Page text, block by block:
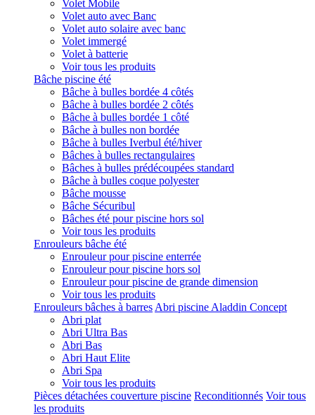
Volet Mobile
Volet auto avec Banc
Volet auto solaire avec banc
Volet immergé
Volet à batterie
Voir tous les produits
Bâche piscine été
Bâche à bulles bordée 4 côtés
Bâche à bulles bordée 2 côtés
Bâche à bulles bordée 1 côté
Bâche à bulles non bordée
Bâche à bulles Iverbul été/hiver
Bâches à bulles rectangulaires
Bâches à bulles prédécoupées standard
Bâche à bulles coque polyester
Bâche mousse
Bâche Sécuribul
Bâches été pour piscine hors sol
Voir tous les produits
Enrouleurs bâche été
Enrouleur pour piscine enterrée
Enrouleur pour piscine hors sol
Enrouleur pour piscine de grande dimension
Voir tous les produits
Enrouleurs bâches à barres Abri piscine Aladdin Concept
Abri plat
Abri Ultra Bas
Abri Bas
Abri Haut Elite
Abri Spa
Voir tous les produits
Pièces détachées couverture piscine Reconditionnés Voir tous
les produits